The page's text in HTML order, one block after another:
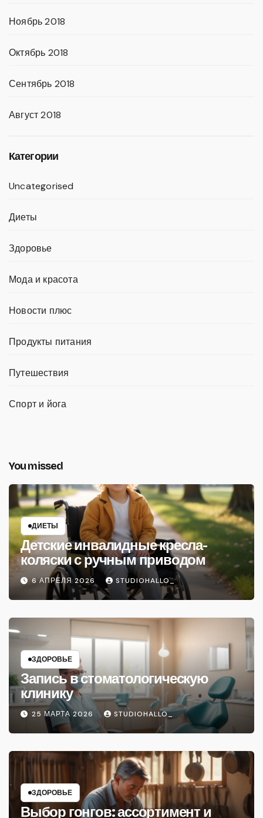
Ноябрь 2018
Октябрь 2018
Сентябрь 2018
Август 2018
Категории
Uncategorised
Диеты
Здоровье
Мода и красота
Новости плюс
Продукты питания
Путешествия
Спорт и йога
You missed
ДИЕТЫ
Детские инвалидные кресла-
коляски с ручным приводом
6 АПРЕЛЯ 2026 STUDIOHALLO_
ЗДОРОВЬЕ
Запись в стоматологическую
клинику
25 МАРТА 2026 STUDIOHALLO_
ЗДОРОВЬЕ
Выбор гонгов: ассортимент и